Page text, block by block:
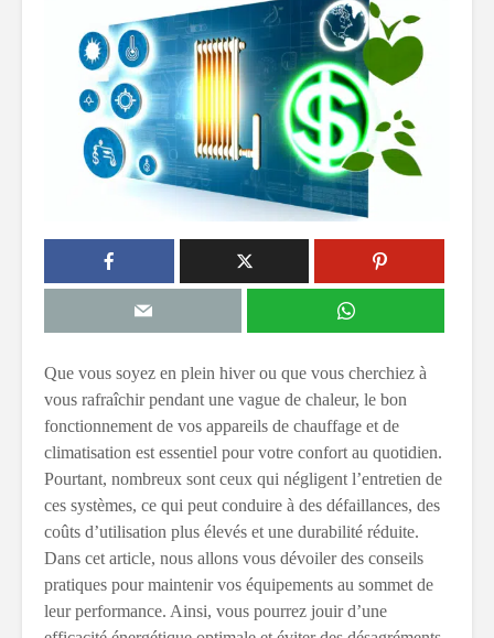
Que vous soyez en plein hiver ou que vous cherchiez à
vous rafraîchir pendant une vague de chaleur, le bon
fonctionnement de vos appareils de chauffage et de
climatisation est essentiel pour votre confort au quotidien.
Pourtant, nombreux sont ceux qui négligent l’entretien de
ces systèmes, ce qui peut conduire à des défaillances, des
coûts d’utilisation plus élevés et une durabilité réduite.
Dans cet article, nous allons vous dévoiler des conseils
pratiques pour maintenir vos équipements au sommet de
leur performance. Ainsi, vous pourrez jouir d’une